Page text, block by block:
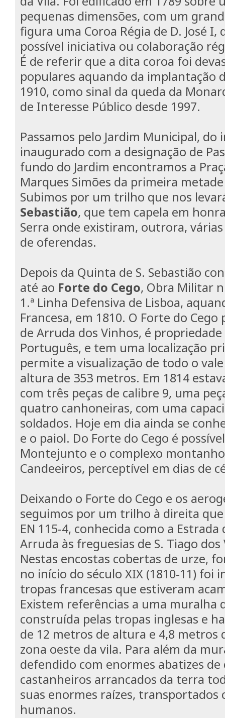
pequenas dimensões, com um
figura uma Coroa Régia de D. José
possível iniciativa ou colaboração
É de referir que a dita coroa foi
populares aquando da implantação
1910, como sinal da queda da
de Interesse Público desde 1997.
Passamos pelo Jardim Municipal, do
inaugurado com a designação de
fundo do Jardim encontramos a
Marques Simões da primeira
Subimos por um trilho que nos
Sebastião, que tem capela em
Serra onde existiram, outrora,
de oferendas.
Depois da Quinta de S. Sebastião
até ao Forte do Cego, Obra Militar
1.ª Linha Defensiva de Lisboa,
Francesa, em 1810. O Forte do
de Arruda dos Vinhos, é
Português, e tem uma localização
permite a visualização de todo o
altura de 353 metros. Em 1814
com três peças de calibre 9, uma
quatro canhoneiras, com uma
soldados. Hoje em dia ainda se
e o paiol. Do Forte do Cego é
Montejunto e o complexo
Candeeiros, perceptível em dias de
Deixando o Forte do Cego e os
seguimos por um trilho à direita
EN 115-4, conhecida como a
Arruda às freguesias de S. Tiago
Nestas encostas cobertas de urze,
no início do século XIX (1810-11) foi
tropas francesas que estiveram
Existem referências a uma muralha
construída pelas tropas inglesas e
de 12 metros de altura e 4,8 metros
zona oeste da vila. Para além da
defendido com enormes abatizes de
castanheiros arrancados da terra
suas enormes raízes, transportados
humanos.